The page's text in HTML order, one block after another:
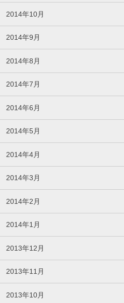
2014年10月
2014年9月
2014年8月
2014年7月
2014年6月
2014年5月
2014年4月
2014年3月
2014年2月
2014年1月
2013年12月
2013年11月
2013年10月